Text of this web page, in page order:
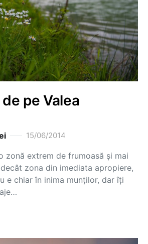
pe Valea
15/06/2014
zonă extrem de frumoasă și mai
zona din imediata apropiere,
e chiar în inima munților, dar îți